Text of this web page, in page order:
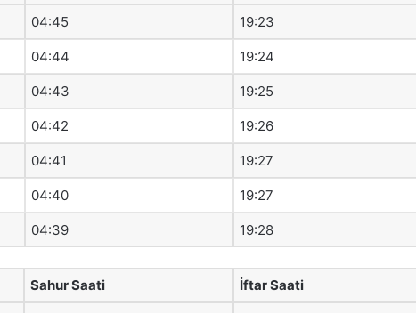
04:45 19:23
04:44 19:24
04:43 19:25
04:42 19:26
04:41 19:27
04:40 19:27
04:39 19:28
Sahur Saati İftar Saati